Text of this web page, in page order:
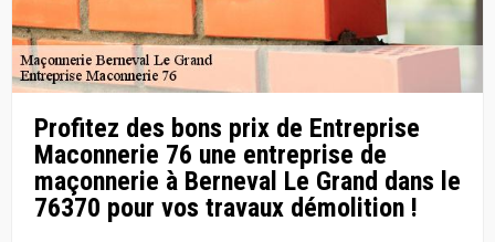
Profitez des bons prix de Entreprise
Maconnerie 76 une entreprise de
maçonnerie à Berneval Le Grand dans le
76370 pour vos travaux démolition !